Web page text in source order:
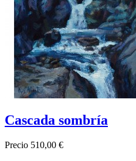
Cascada sombría
Precio 510,00 €